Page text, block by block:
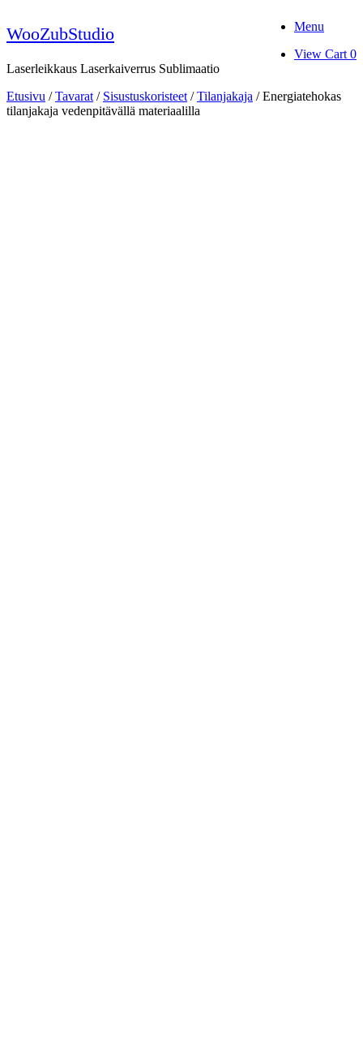
to
content
WooZubStudio
Laserleikkaus Laserkaiverrus Sublimaatio
Menu
View
View Cart 0
Etusivu /Tavarat / Sisustuskoristeet /Tilanjakaja / Energiatehokas
tilanjakaja vedenpitävällä materiaalilla